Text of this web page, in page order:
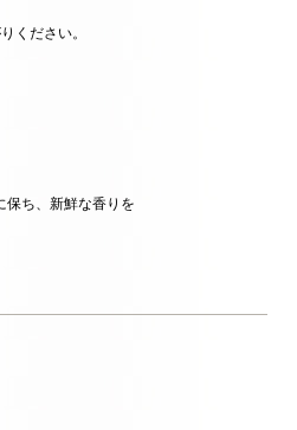
ください。
ち、新鮮な香りを